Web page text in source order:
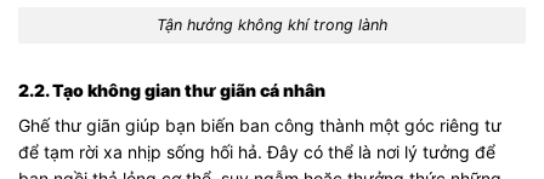
Tận hưởng không khí trong lành
2.2. Tạo không gian thư giãn cá nhân
Ghế thư giãn giúp bạn biến ban công thành một góc riêng tư
để tạm rời xa nhịp sống hối hả. Đây có thể là nơi lý tưởng để